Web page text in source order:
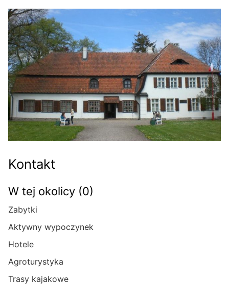
Kontakt
W tej okolicy (0)
Zabytki
Aktywny wypoczynek
Hotele
Agroturystyka
Trasy kajakowe